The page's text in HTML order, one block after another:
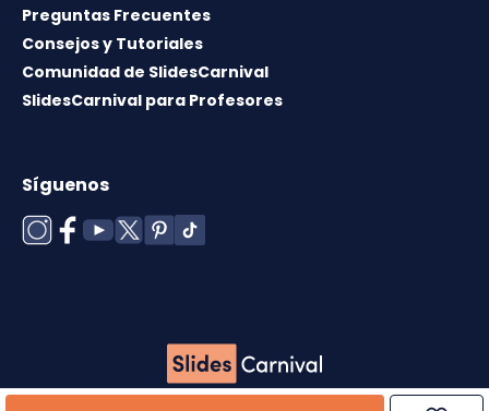
Preguntas Frecuentes
Consejos y Tutoriales
Comunidad de SlidesCarnival
SlidesCarnival para Profesores
Síguenos
Copyright © 2026 ·Término de uso·Licencia de